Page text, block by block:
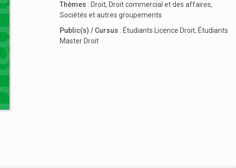
Thèmes : Droit, Droit commercial et des affaires,
Sociétés et autres groupements
Public(s) / Cursus : Étudiants Licence Droit, Étudiants
Master Droit